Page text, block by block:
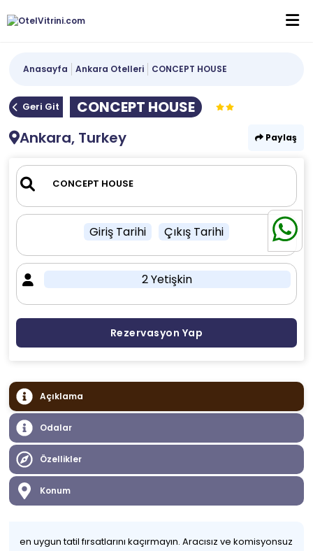
Anasayfa Ankara Otelleri CONCEPT HOUSE
Geri Git
CONCEPT HOUSE
Ankara, Turkey
Paylaş
Giriş Tarihi Çıkış Tarihi
2 Yetişkin
Rezervasyon Yap
Açıklama
Odalar
Özellikler
Konum
en uygun tatil fırsatlarını kaçırmayın. Aracısız ve komisyonsuz